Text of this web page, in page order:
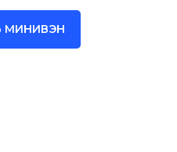
МИНИВЭН